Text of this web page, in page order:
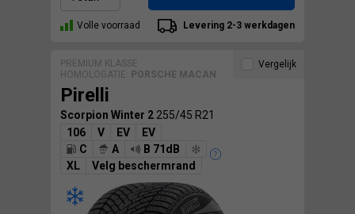
Volle voorraad Levering 2-3 werkdagen
PREMIUM KLASSE
HOMOLOGATIE: PORSCHE MACAN
Pirelli
Scorpion Winter 2 255/45 R21
106
V EV
EV
C
A
B 71dB
XL
Velg beschermrand
Vergelijk